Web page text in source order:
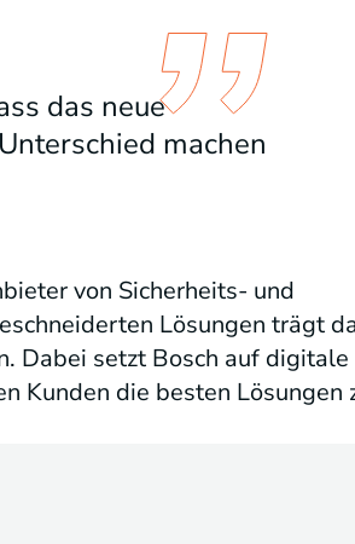
das neue
machen
von Sicherheits- und
Lösungen trägt
Dabei setzt Bosch auf digitale
Kunden die besten Lösungen